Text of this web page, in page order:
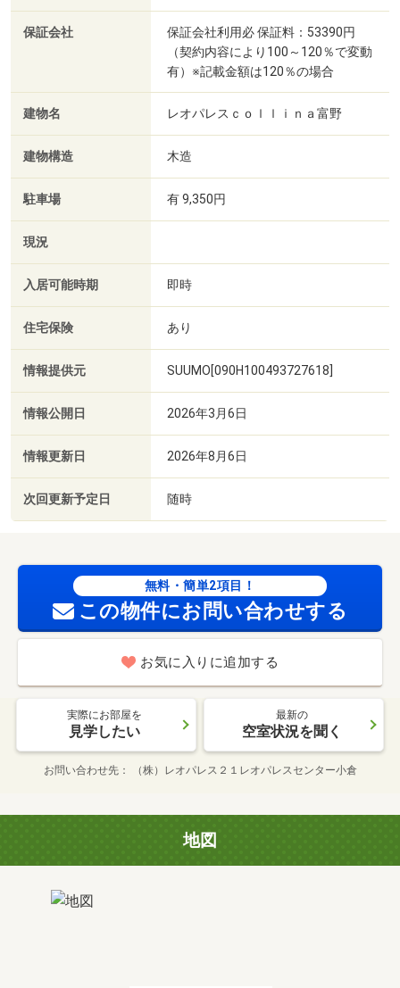
保証会社
保証会社利用必 保証料：53390円
（契約内容により100～120％で変動
有）※記載金額は120％の場合
建物名 レオパレスｃｏｌｌｉｎａ富野
建物構造 木造
駐車場 有 9,350円
現況
入居可能時期 即時
住宅保険 あり
情報提供元 SUUMO[090H100493727618]
情報公開日 2026年3月6日
情報更新日 2026年8月6日
次回更新予定日 随時
無料・簡単2項目！
この物件にお問い合わせする
お気に入りに追加する
実際にお部屋を
見学したい
最新の
空室状況を聞く
お問い合わせ先 （株）レオパレス２１レオパレスセンター小倉
地図